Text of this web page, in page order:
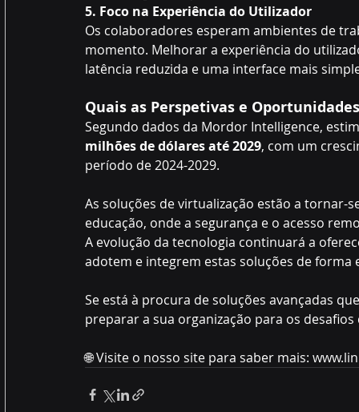
5. Foco na Experiência do Utilizador
Os colaboradores esperam ambientes de
momento. Melhorar a experiência do
latência reduzida e uma interface mais
Quais as Perspetivas e
Segundo dados da Mordor Intelligence,
milhões de dólares até 2029, com um
período de 2024-2029.
As soluções de virtualização estão a tornar-
educação, onde a segurança e o acesso
A evolução da tecnologia continuará a
adotem e integrem estas soluções de forma
Se está à procura de soluções avançadas
preparar a sua organização para os
🌐 Visite o nosso site para saber mais: